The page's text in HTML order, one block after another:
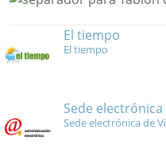
El tiempo
El tiempo
Sede electrónica
Sede electrónica de